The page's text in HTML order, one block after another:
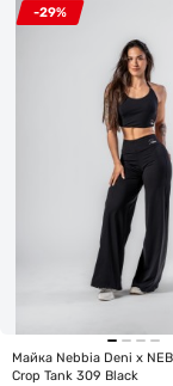
-29%
Майка Nebbia Deni x
Crop Tank 309 Black